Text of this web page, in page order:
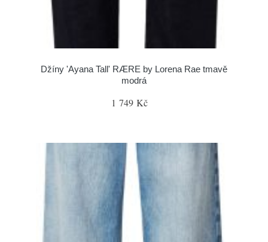
Džíny 'Ayana Tall' RÆRE by Lorena Rae tmavě
modrá
1 749 Kč